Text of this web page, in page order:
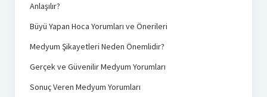
Anlaşılır?
Büyü Yapan Hoca Yorumları ve Önerileri
Medyum Şikayetleri Neden Önemlidir?
Gerçek ve Güvenilir Medyum Yorumları
Sonuç Veren Medyum Yorumları